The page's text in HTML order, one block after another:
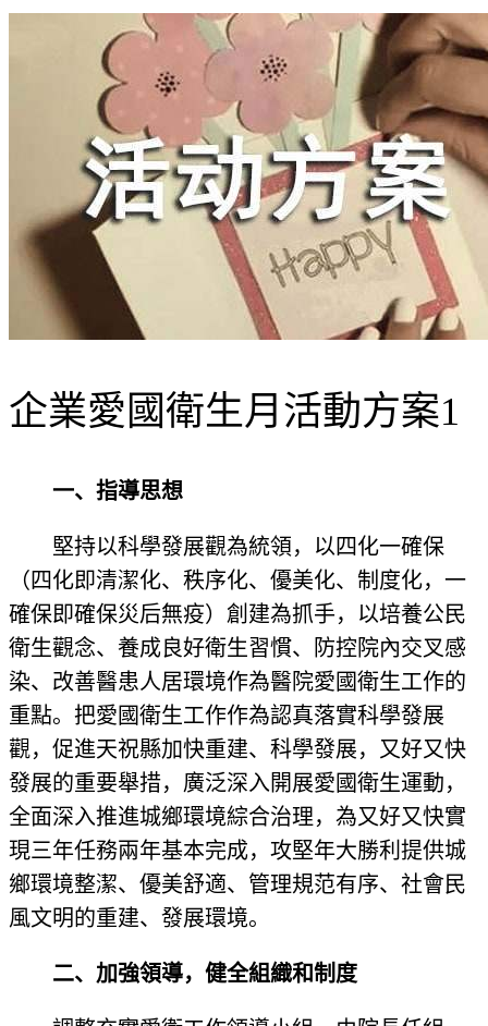
企業愛國衛生月活動方案1
一、指導思想
堅持以科學發展觀為統領，以四化一確保
（四化即清潔化、秩序化、優美化、制度化，一
確保即確保災后無疫）創建為抓手，以培養公民
衛生觀念、養成良好衛生習慣、防控院內交叉感
染、改善醫患人居環境作為醫院愛國衛生工作的
重點。把愛國衛生工作作為認真落實科學發展
觀，促進天祝縣加快重建、科學發展，又好又快
發展的重要舉措，廣泛深入開展愛國衛生運動，
全面深入推進城鄉環境綜合治理，為又好又快實
現三年任務兩年基本完成，攻堅年大勝利提供城
鄉環境整潔、優美舒適、管理規范有序、社會民
風文明的重建、發展環境。
二、加強領導，健全組織和制度